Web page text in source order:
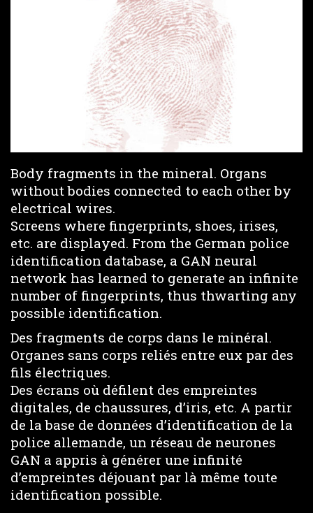
Body fragments in the mineral. Organs
without bodies connected to each other by
electrical wires.
Screens where fingerprints, shoes, irises,
etc. are displayed. From the German police
identification database, a GAN neural
network has learned to generate an infinite
number of fingerprints, thus thwarting any
possible identification.
Des fragments de corps dans le minéral.
Organes sans corps reliés entre eux par des
fils électriques.
Des écrans où défilent des empreintes
digitales, de chaussures, d’iris, etc. A partir
de la base de données d’identification de la
police allemande, un réseau de neurones
GAN a appris à générer une infinité
d’empreintes déjouant par là même toute
identification possible.